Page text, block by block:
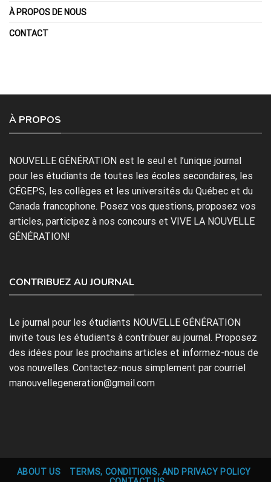
À PROPOS DE NOUS
CONTACT
À PROPOS
NOUVELLE GÉNÉRATION est le seul et l’unique journal
pour les étudiants de toutes les écoles secondaires, les
CÉGEPS, les collèges et les universités du Québec et du
Canada francophone. Posez vos questions, proposez vos
articles, participez à nos concours et VIVE LA NOUVELLE
GÉNÉRATION!
CONTRIBUEZ AU JOURNAL
Le journal pour les étudiants NOUVELLE GÉNÉRATION
invite tous les étudiants à contribuer au journal. Proposez
des idées pour les prochains articles et informez-nous de
vos nouvelles. Contactez-nous simplement par courriel
manouvellegeneration@gmail.com
ABOUT US
TERMS, CONDITIONS, AND PRIVACY POLICY